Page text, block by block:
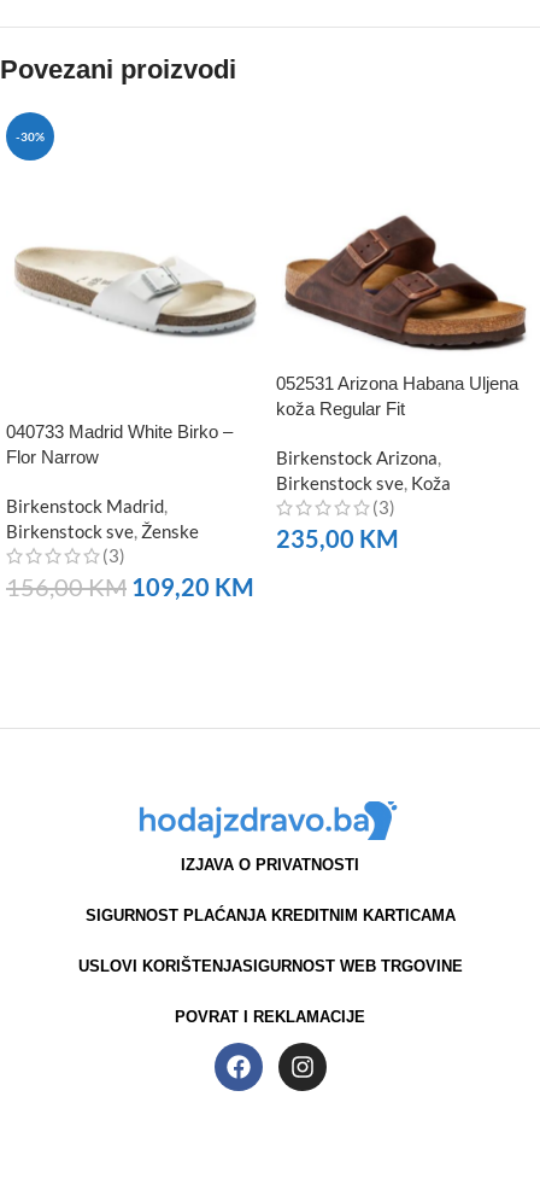
Povezani proizvodi
-30%
040733 Madrid White Birko –
Flor Narrow
Birkenstock Madrid
Birkenstock sve Ženske
(3)
156,00KM 109,20 KM
052531 Arizona Habana Uljena
koža Regular Fit
Birkenstock Arizona
Birkenstock sve Koža
(3)
235,00 KM
IZJAVA O PRIVATNOSTI
SIGURNOST PLAĆANJA KREDITNIM KARTICAMA
USLOVI KORIŠTENJASIGURNOST WEB TRGOVINE
POVRAT I REKLAMACIJE